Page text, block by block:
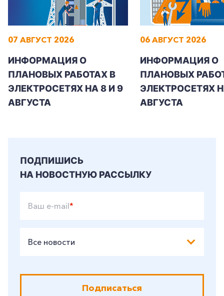
07 АВГУСТ 2026
ИНФОРМАЦИЯ О
ПЛАНОВЫХ РАБОТАХ В
ЭЛЕКТРОСЕТЯХ НА 8 И 9
АВГУСТА
06 АВГУСТ 2026
ИНФОРМАЦИЯ О
ПЛАНОВЫХ
ЭЛЕКТРОСЕТЯХ
АВГУСТА
ПОДПИШИСЬ
НА НОВОСТНУЮ РАССЫЛКУ
Ваш e-mail*
Все новости
Подписаться